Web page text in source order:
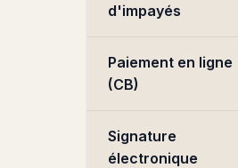
d'impayés
Paiement en ligne
(CB)
Signature
électronique